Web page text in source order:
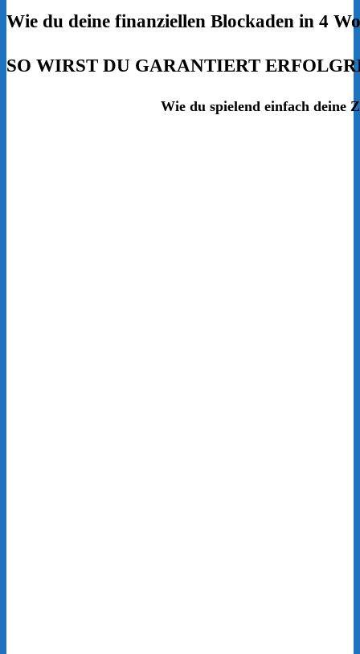
Wie du deine finanziellen Blockaden in 4
SO WIRST DU GARANTIERT
Wie du spielend einfach deine